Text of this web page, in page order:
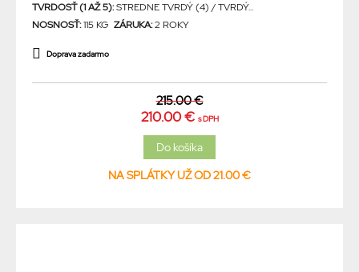
TVRDOSŤ (1 AŽ 5):STREDNE TVRDÝ (4) / TVRDÝ...
NOSNOSŤ:115 KG ZÁRUKA:2 ROKY
Doprava zadarmo
215.00 €
210.00 € s DPH
NA SPLÁTKY UŽ OD 21.00 €